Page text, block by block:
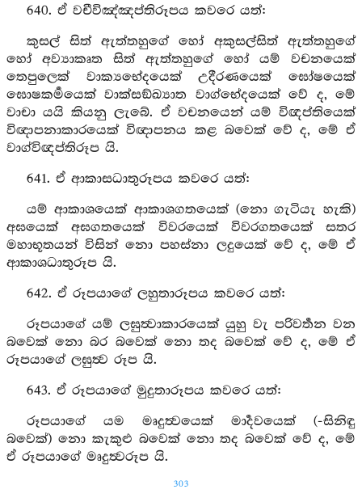
640. ඒ වචීවිඤ්ඤප්තිරූපය කවරෙ යත්:
කුසල් සිත් ඇත්තහුගේ හෝ අකුසල්සිත් ඇත්තහුගේ
හෝ අව්‍යාකෘත සිත් ඇත්තහුගේ හෝ යම් වචනයෙක්
තෙපුලෙක් වාක්‍යභේදයෙක් උදීරණයෙක් ඝෝෂයෙක්
ඝොෂකර්‍මයෙක් වාක්සඞ්ඛ්‍යාත වාග්භේදයෙක් වේ ද, මේ
වාචා යයි කියනු ලැබේ. ඒ වචනයෙන් යම් විඥප්තියෙක්
විඥාපනාකාරයෙක් විඥාපනය කළ බවෙක් වේ ද, මේ ඒ
වාග්විඥප්තිරූප යි.
641. ඒ ආකාසධාතුරූපය කවරෙ යත්:
යම් ආකාශයෙක් ආකාශගතයෙක් (නො ගැටියැ හැකි)
අඝයෙක් අඝගතයෙක් විවරයෙක් විවරගතයෙක් සතර
මහාභූතයන් විසින් නො පහස්නා ලදුයෙක් වේ ද, මේ ඒ
ආකාශධාතුරූප යි.
642. ඒ රූපයාගේ ලහුතාරූපය කවරෙ යත්:
රූපයාගේ යම් ලඝුත්‍වාකාරයෙක් යුහු වැ පරිවර්‍තන වන
බවෙක් නො බර බවෙක් නො තද බවෙක් වේ ද, මේ ඒ
රූපයාගේ ලඝුත්‍ව රූප යි.
643. ඒ රූපයාගේ මුදුතාරූපය කවරෙ යත්:
රූපයාගේ යම මෘදුත්‍වයෙක් මාර්‍දවයෙක් (-සිනිඳු
බවෙක්) නො කැකුළු බවෙක් නො තද බවෙක් වේ ද, මේ
ඒ රූපයාගේ මෘදුත්‍වරූප යි.
303